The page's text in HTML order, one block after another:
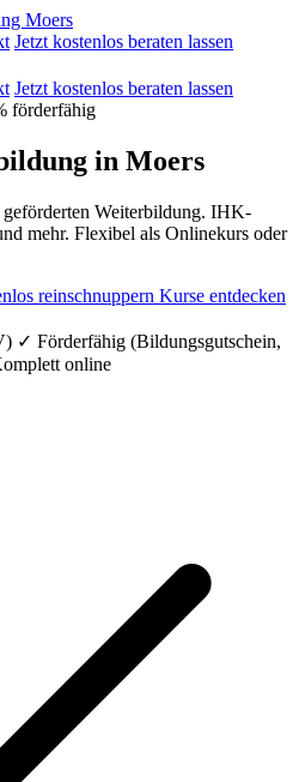
Jetzt kostenlos beraten lassen
Jetzt kostenlos beraten lassen
förderfähig
in Moers
Weiterbildung. IHK-
mehr. Flexibel als Onlinekurs oder
reinschnuppern Kurse entdecken
✓ Förderfähig (Bildungsgutschein,
online